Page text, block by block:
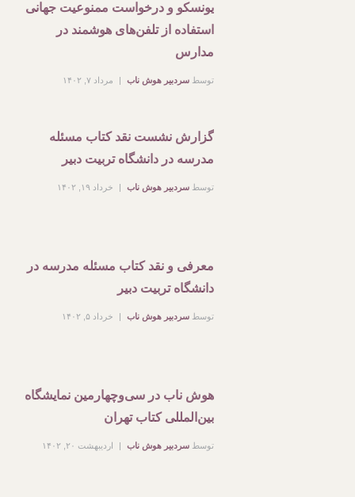
یونسکو و درخواست ممنوعیت جهانی
استفاده از تلفن‌های هوشمند در
مدارس
توسط سردبیر هوش ناب مرداد ۷, ۱۴۰۲
گزارش نشست نقد کتاب مسئله
مدرسه در دانشگاه تربیت دبیر
توسط سردبیر هوش ناب خرداد ۱۹, ۱۴۰۲
معرفی و نقد کتاب مسئله مدرسه در
دانشگاه تربیت دبیر
توسط سردبیر هوش ناب خرداد ۵, ۱۴۰۲
هوش ناب در سی‌وچهارمین نمایشگاه
بین‌المللی کتاب تهران
توسط سردبیر هوش ناب اردیبهشت ۲۰, ۱۴۰۲